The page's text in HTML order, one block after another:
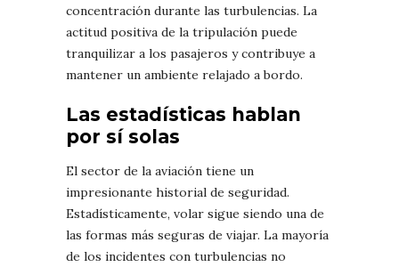
concentración durante las turbulencias. La
actitud positiva de la tripulación puede
tranquilizar a los pasajeros y contribuye a
mantener un ambiente relajado a bordo.
Las estadísticas hablan
por sí solas
El sector de la aviación tiene un
impresionante historial de seguridad.
Estadísticamente, volar sigue siendo una de
las formas más seguras de viajar. La mayoría
de los incidentes con turbulencias no